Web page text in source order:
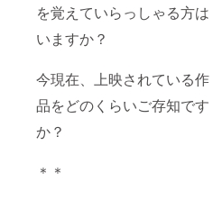
を覚えていらっしゃる方は
いますか？
今現在、上映されている作
品をどのくらいご存知です
か？
＊＊